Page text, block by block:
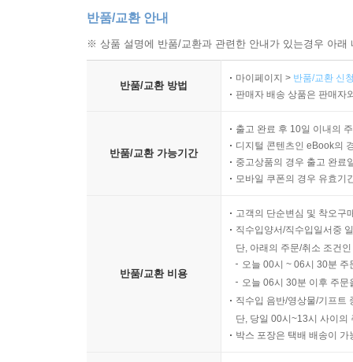
반품/교환 안내
※ 상품 설명에 반품/교환과 관련한 안내가 있는경우 아
반품/교환 방법
마이페이지 > 반품/교환 신
판매자 배송 상품은 판매자
반품/교환 가능기간
출고 완료 후 10일 이내의
디지털 콘텐츠인 eBook의
중고상품의 경우 출고 완료
모바일 쿠폰의 경우 유효기
반품/교환 비용
고객의 단순변심 및 착오구
직수입양서/직수입일서중
단, 아래의 주문/취소 조건
오늘 00시 ~ 06시 30분
오늘 06시 30분 이후 주
직수입 음반/영상물/기프트
단, 당일 00시~13시 사이의
박스 포장은 택배 배송이